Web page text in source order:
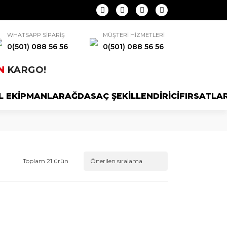
WHATSAPP SİPARİŞ
0(501) 088 56 56
MÜŞTERİ HİZMETLERİ
0(501) 088 56 56
KARGO!
EKİPMANLARAĞDASAÇ ŞEKİLLENDİRİCİ
Toplam 21 ürün